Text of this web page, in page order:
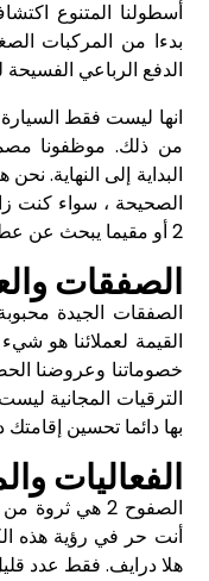
بدءا من المركبات
الدفع الرباعي الفسيحة
انها ليست فقط السيارة
من ذلك. موظفونا
البداية إلى النهاية.
الصحيحة ، سواء كنت
2 أو مقيما يبحث عن عطلة نهاية أسبوع قصيرة.
الصفقات
الصفقات الجيدة
القيمة لعملائنا هو
خصوماتنا وعروضنا
الترقيات المجانية
بها دائما تحسين إقامتك
الفعاليات
الصفوح 2 هي
أنت حر في رؤية هذه
هلا درايف. فقط عدد